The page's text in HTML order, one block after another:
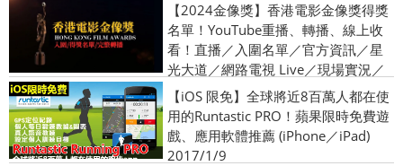
【2024金像獎】香港電影金像獎得獎
名單！YouTube重播、轉播、線上收
看！直播／入圍名單／官方資訊／星
光大道／網路電視 Live／現場實況／
頒獎典禮／免費
【iOS 限免】全球將近8百萬人都在使
用的Runtastic PRO！蘋果限時免費遊
戲、應用軟體推薦 (iPhone／iPad)
2017/1/9